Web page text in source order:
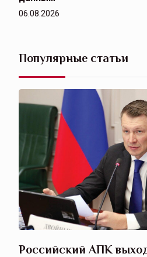
06.08.2026
Популярные статьи
Российский АПК